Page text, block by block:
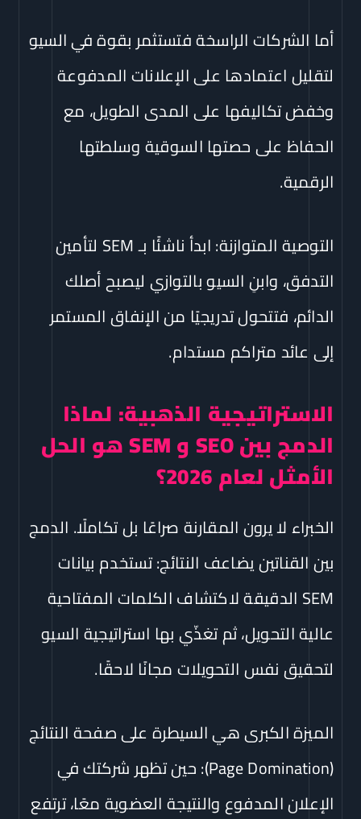
أما الشركات الراسخة فتستثمر بقوة في السيو
لتقليل اعتمادها على الإعلانات المدفوعة
وخفض تكاليفها على المدى الطويل، مع
الحفاظ على حصتها السوقية وسلطتها
الرقمية.
التوصية المتوازنة: ابدأ ناشئًا بـ SEM لتأمين
التدفق، وابنِ السيو بالتوازي ليصبح أصلك
الدائم، فتتحول تدريجيًا من الإنفاق المستمر
إلى عائد متراكم مستدام.
الاستراتيجية الذهبية: لماذا
الدمج بين SEO و SEM هو الحل
الأمثل لعام 2026؟
الخبراء لا يرون المقارنة صراعًا بل تكاملًا. الدمج
بين القناتين يضاعف النتائج: تستخدم بيانات
SEM الدقيقة لاكتشاف الكلمات المفتاحية
عالية التحويل، ثم تغذّي بها استراتيجية السيو
لتحقيق نفس التحويلات مجانًا لاحقًا.
الميزة الكبرى هي السيطرة على صفحة النتائج
(Page Domination): حين تظهر شركتك في
الإعلان المدفوع والنتيجة العضوية معًا، ترتفع